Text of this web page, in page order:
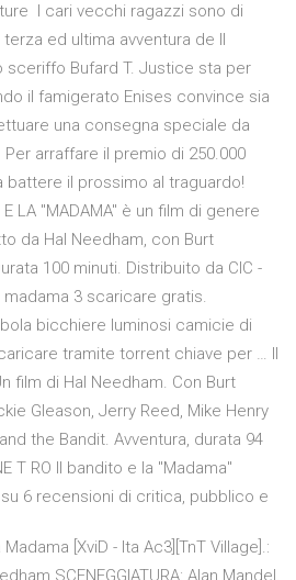
I cari vecchi ragazzi sono di
ed ultima avventura de Il
sceriffo Bufard T. Justice sta per
il famigerato Enises convince sia
una consegna speciale da
Per arraffare il premio di 250.000
battere il prossimo al traguardo!
E LA "MADAMA" è un film di genere
da Hal Needham, con Burt
100 minuti. Distribuito da CIC -
madama 3 scaricare gratis.
bicchiere luminosi camicie di
tramite torrent chiave per … Il
film di Hal Needham. Con Burt
Gleason, Jerry Reed, Mike Henry
the Bandit. Avventura, durata 94
T RO Il bandito e la "Madama"
6 recensioni di critica, pubblico e
Madama [XviD - Ita Ac3][TnT Village].: